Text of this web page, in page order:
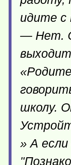
идите с
— Нет.
школу.
» А